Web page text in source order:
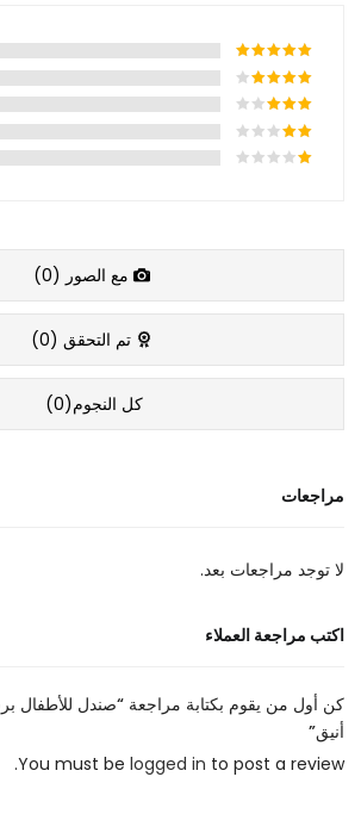
مع الصور (0
)
تم التحقق (0
)
كل النجوم(0
)
مراجعات
لا توجد مراجعات بعد.
اكتب مراجعة العملاء
كن أول من يقوم بكتابة مراجعة “صندل للأطفال
أنيق”
You must be logged in to post a review.